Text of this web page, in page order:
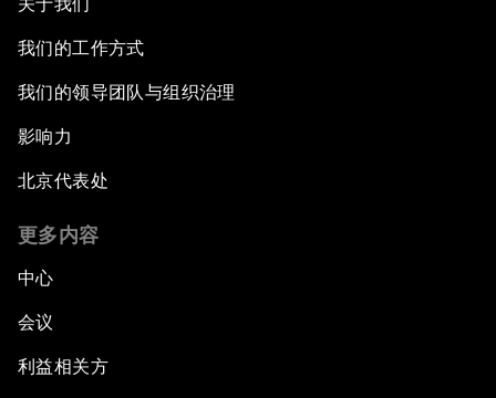
我们的工作方式
我们的领导团队与组织治理
影响力
北京代表处
更多内容
中心
会议
利益相关方